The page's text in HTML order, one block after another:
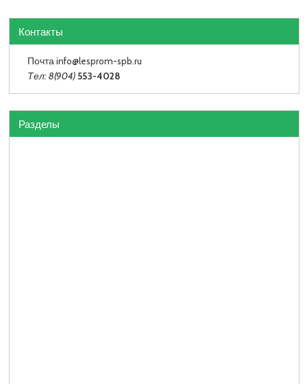
Контакты
Почта info@lesprom-spb.ru
Тел: 8(904) 553-4028
Разделы